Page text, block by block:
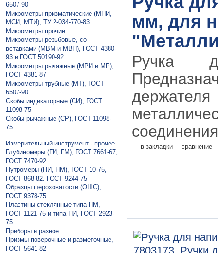
6507-90
Микрометры призматические (МПИ,
МСИ, МТИ), ТУ 2-034-770-83
Микрометры прочие
Микрометры резьбовые, со
вставками (МВМ и МВП), ГОСТ 4380-
93 и ГОСТ 50190-92
Микрометры рычажные (МРИ и МР),
ГОСТ 4381-87
Микрометры трубные (МТ), ГОСТ
6507-90
Скобы индикаторные (СИ), ГОСТ
11098-75
Скобы рычажные (СР), ГОСТ 11098-
75
Измерительный инструмент - прочее
Глубиномеры (ГИ, ГМ), ГОСТ 7661-67,
ГОСТ 7470-92
Нутромеры (НИ, НМ), ГОСТ 10-75,
ГОСТ 868-82, ГОСТ 9244-75
Образцы шероховатости (ОШС),
ГОСТ 9378-75
Пластины стеклянные типа ПМ,
ГОСТ 1121-75 и типа ПИ, ГОСТ 2923-
75
Приборы и разное
Призмы поверочные и разметочные,
ГОСТ 5641-82
мм, для
Ручка
в закладки сравнение